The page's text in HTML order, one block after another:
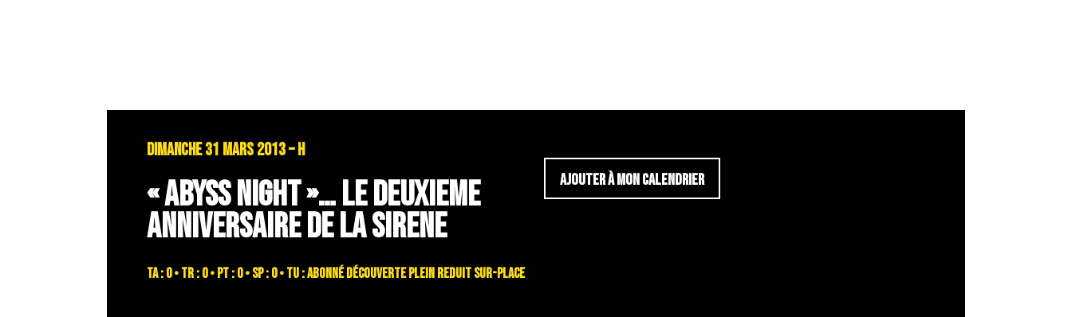
DIMANCHE 31 MARS 2013 – H
« ABYSS NIGHT »… LE DEUXIEME
ANNIVERSAIRE DE LA SIRENE
TA : 0 • TR : 0 • PT : 0 • SP : 0 • TU : abonné découverte plein reduit sur-place
AJOUTER À MON CALENDRIER